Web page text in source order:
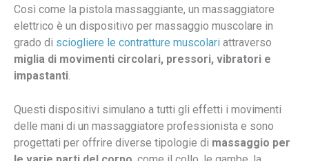
Così come la pistola massaggiante, un massaggiatore
elettrico è un dispositivo per massaggio muscolare in
grado di sciogliere le contratture muscolari attraverso
miglia di movimenti circolari, pressori, vibratori e
impastanti
Questi dispositivi simulano a tutti gli effetti i movimenti
delle mani di un massaggiatore professionista e sono
progettati per offrire diverse tipologie di massaggio per
Dott. la Torre Bot Assistente AI